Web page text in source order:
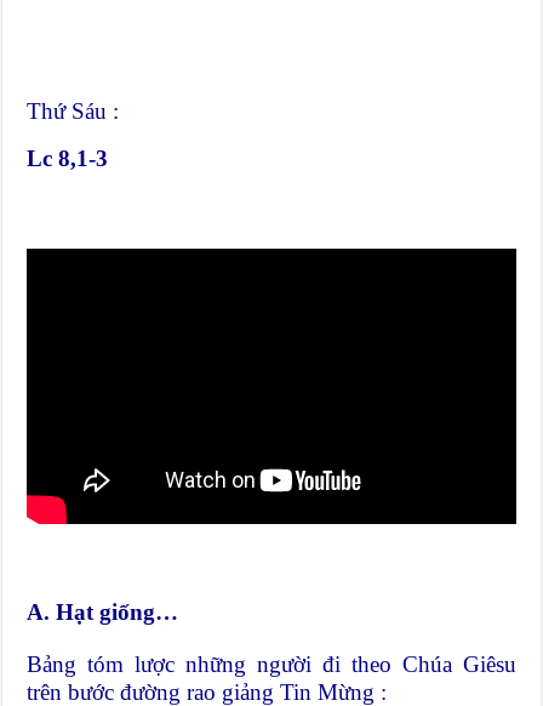
Thứ Sáu :
Lc 8,1-3
A. Hạt giống…
Bảng tóm lược những người đi theo Chúa Giêsu
trên bước đường rao giảng Tin Mừng :